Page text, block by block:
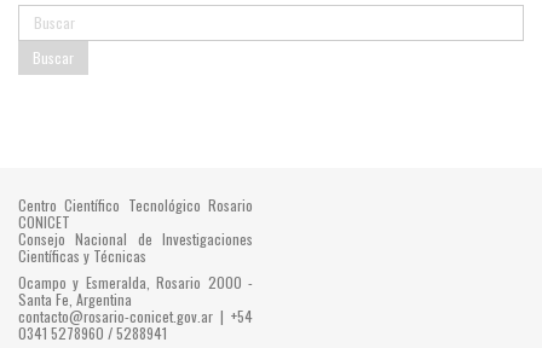
Centro Científico Tecnológico Rosario
CONICET
Consejo Nacional de Investigaciones
Científicas y Técnicas
Ocampo y Esmeralda, Rosario 2000 -
Santa Fe, Argentina
contacto@rosario-conicet.gov.ar | +54
0341 5278960 / 5288941